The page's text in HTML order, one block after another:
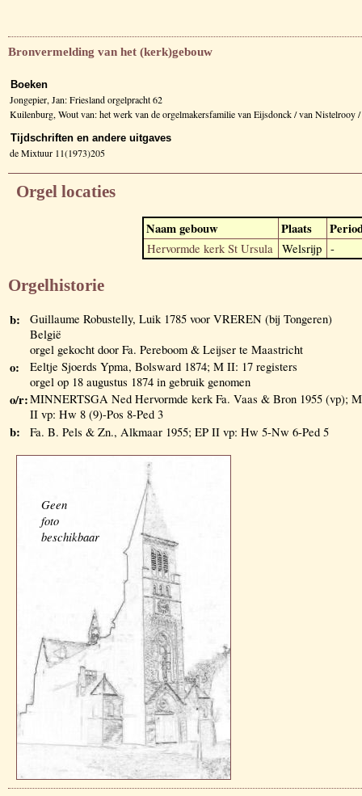
Bronvermelding van het (kerk)gebouw
Boeken
Jongepier, Jan: Friesland orgelpracht 62
Kuilenburg, Wout van: het werk van de orgelmakersfamilie van Eijsdonck / van
Tijdschriften en andere uitgaves
de Mixtuur 11(1973)205
Orgel locaties
Naam gebouw Plaats
Hervormde kerk St Ursula Welsrijp -
Orgelhistorie
b:
Guillaume Robustelly, Luik 1785 voor VREREN (bij Tongeren)
België
orgel gekocht door Fa. Pereboom & Leijser te Maastricht
o:
Eeltje Sjoerds Ypma, Bolsward 1874; M II: 17 registers
orgel op 18 augustus 1874 in gebruik genomen
o/r:MINNERTSGA Ned Hervormde kerk Fa. Vaas & Bron 1955 (vp); M
II vp: Hw 8 (9)-Pos 8-Ped 3
b: Fa. B. Pels & Zn., Alkmaar 1955; EP II vp: Hw 5-Nw 6-Ped 5
Geen
foto
beschikbaar